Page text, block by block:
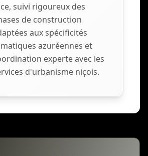
suivi rigoureux des
de construction
aux spécificités
azuréennes et
experte avec les
d'urbanisme niçois.